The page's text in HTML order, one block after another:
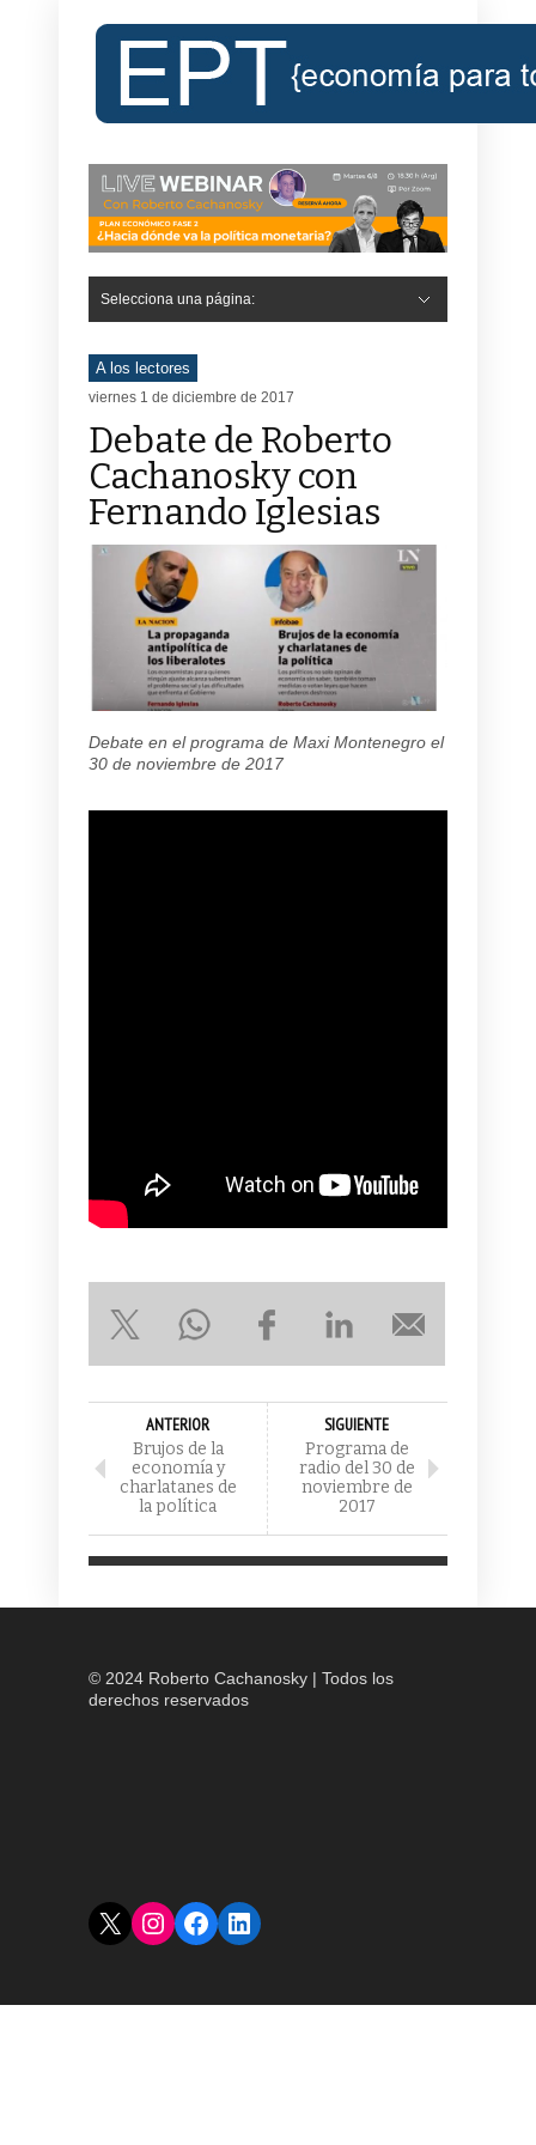
Selecciona una página:
A los lectores
viernes 1 de diciembre de 2017
Debate de Roberto
Cachanosky con
Fernando Iglesias
Debate en el programa de Maxi Montenegro el
30 de noviembre de 2017
ANTERIOR
Brujos de la
economía y
charlatanes de
la política
SIGUIENTE
Programa de
radio del 30 de
noviembre de
2017
© 2024 Roberto Cachanosky | Todos los
derechos reservados
X Instagram
Facebook
LinkedIn